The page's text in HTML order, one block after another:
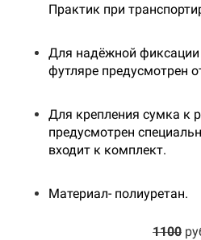
Практик при
Для надёжной фиксации
футляре предусмотрен
Для крепления сумка к
предусмотрен
входит к комплект.
Материал- полиуретан.
1100